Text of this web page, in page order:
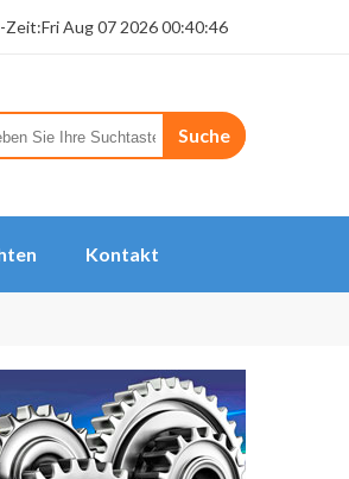
Zeit:Fri Aug 07 2026 00:40:46
Suche
Kontakt